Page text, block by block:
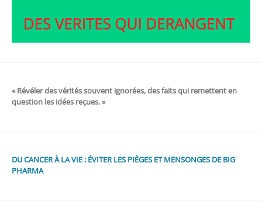
« Révéler des vérités souvent ignorées, des faits qui remettent en
question les idées reçues. »
DU CANCER À LA VIE : ÉVITER LES PIÈGES ET MENSONGES DE BIG
PHARMA